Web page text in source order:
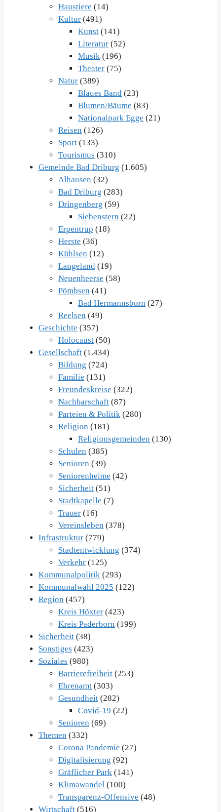
Haustiere (14)
Kultur (491)
Kunst (141)
Literatur (52)
Musik (196)
Theater (75)
Natur (389)
Blaues Band (23)
Blumen/Bäume (83)
Nationalpark Egge (21)
Reisen (126)
Sport (133)
Tourismus (310)
Gemeinde Bad Driburg (1.605)
Alhausen (32)
Bad Driburg (283)
Dringenberg (59)
Siebenstern (22)
Erpentrup (18)
Herste (36)
Kühlsen (12)
Langeland (19)
Neuenheerse (58)
Pömbsen (41)
Bad Hermannsborn (27)
Reelsen (49)
Geschichte (357)
Holocaust (50)
Gesellschaft (1.434)
Bildung (724)
Familie (131)
Freundeskreise (322)
Nachbarschaft (87)
Parteien & Politik (280)
Religion (181)
Religionsgemeinden (130)
Schulen (385)
Senioren (39)
Seniorenheime (42)
Sicherheit (51)
Stadtkapelle (7)
Trauer (16)
Vereinsleben (378)
Infrastruktur (779)
Stadtentwicklung (374)
Verkehr (125)
Kommunalpolitik (293)
Kommunalwahl 2025 (122)
Region (457)
Kreis Höxter (423)
Kreis Paderborn (199)
Sicherheit (38)
Sonstiges (423)
Soziales (980)
Barrierefreiheit (253)
Ehrenamt (303)
Gesundheit (282)
Covid-19 (22)
Senioren (69)
Themen (332)
Corona Pandemie (27)
Digitalisierung (92)
Gräflicher Park (141)
Klimawandel (100)
Transparenz-Offensive (48)
Wirtschaft (516)